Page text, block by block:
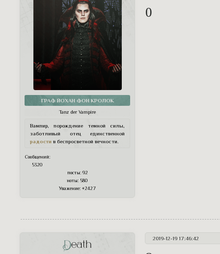
ГРАФ ЙОХАН ФОН КРОЛОК
Tanz der Vampire
Вампир, порождение темной силы,
заботливый отец единственной
радости в беспросветной вечности.
Сообщений:
5320
посты:92
ноты: 580
Уважение: +2427
0
2019-12-19 17:46:42
Death